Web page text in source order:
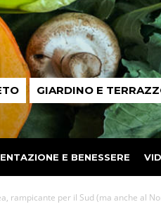
GIARDINO E
E BENESSERE
rampicante per il Sud (ma anche al